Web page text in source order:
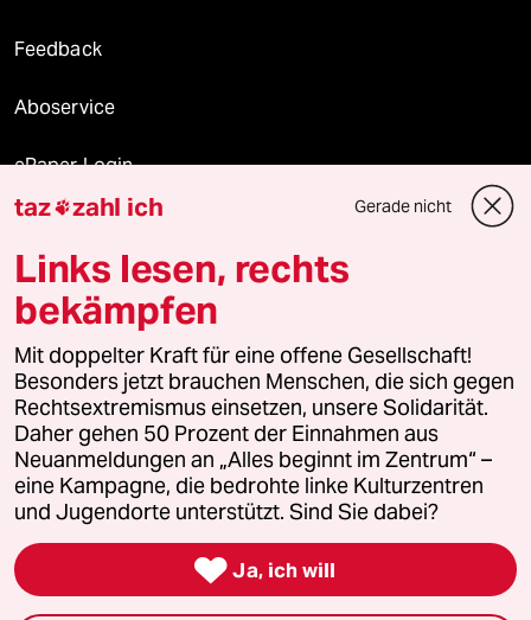
Feedback
Aboservice
ePaper Login
Downloads für Abonnierende
© 2026 taz Verlags und Vertriebs GmbH
Alle Rechte vorbehalten. Bei rechtlichen Fragen oder für Genehmigungen
wenden Sie sich bitte an lizenzen@taz.de
Feedback Redaktionsstatut Kommune-Richtlinien
Leitlinie Informant Datenschutz Impressum AGB
Seitenwende Einwilligungen widerrufen (Ads)
taz zahl ich Gerade nicht
Links lesen, rechts
bekämpfen
Mit doppelter Kraft für eine offene Gesellschaft!
Besonders jetzt brauchen Menschen, die sich gegen
Rechtsextremismus einsetzen, unsere Solidarität.
Daher gehen 50 Prozent der Einnahmen aus
Neuanmeldungen an „Alles beginnt im Zentrum“ –
eine Kampagne, die bedrohte linke Kulturzentren
und Jugendorte unterstützt. Sind Sie dabei?
 Ja, ich will